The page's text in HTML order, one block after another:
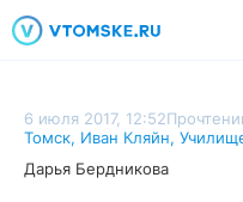
6 июля 2017, 12:52
Томск, Иван Кляйн,
Дарья Бердникова